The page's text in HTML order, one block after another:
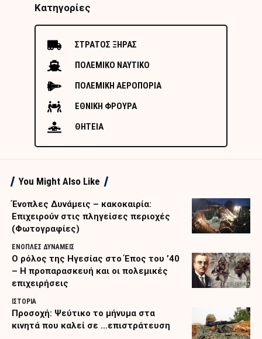
Κατηγορίες
ΣΤΡΑΤΟΣ ΞΗΡΑΣ
ΠΟΛΕΜΙΚΟ ΝΑΥΤΙΚΟ
ΠΟΛΕΜΙΚΗ ΑΕΡΟΠΟΡΙΑ
ΕΘΝΙΚΗ ΦΡΟΥΡΑ
ΘΗΤΕΙΑ
You Might Also Like
Ένοπλες Δυνάμεις – κακοκαιρία:
Επιχειρούν στις πληγείσες περιοχές
(Φωτογραφίες)
ΕΝΟΠΛΕΣ ΔΥΝΑΜΕΙΣ
Ο ρόλος της Ηγεσίας στο Έπος του ’40
– Η προπαρασκευή και οι πολεμικές
επιχειρήσεις
ΙΣΤΟΡΙΑ
Προσοχή: Ψεύτικο το μήνυμα στα
κινητά που καλεί σε …επιστράτευση